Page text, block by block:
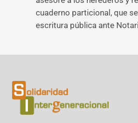
cuaderno particional, que
escritura pública ante